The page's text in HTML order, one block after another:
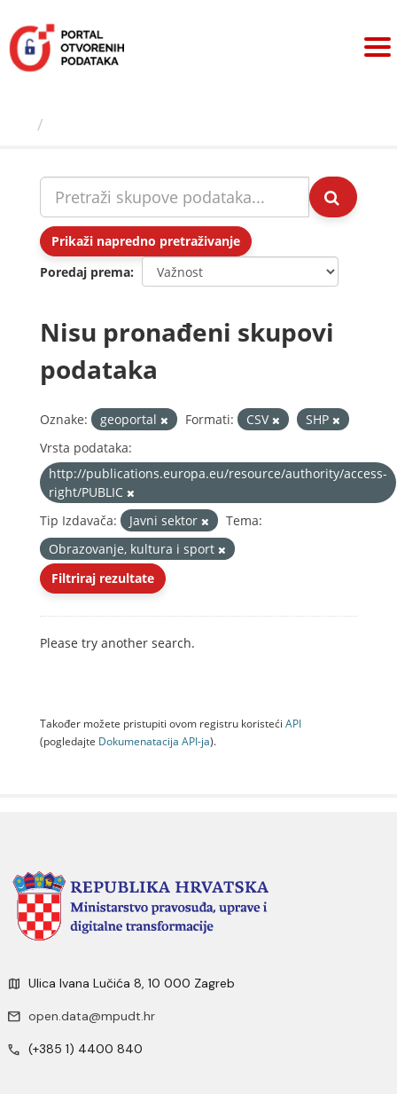
sadržaj
Prikaži napredno pretraživanje
Poredaj prema
Nisu pronađeni skupovi
podataka
Oznake: geoportal Formati: CSV
SHP
Vrsta podataka:
http://publications.europa.eu/resource/authority/access-
right/PUBLIC
Tip Izdavača:
Javni sektor
Tema:
Obrazovanje, kultura i sport
Filtriraj rezultate
Please try another search.
Također možete pristupiti ovom registru koristeći API
(pogledajte Dokumenаtаcijа API-jа).